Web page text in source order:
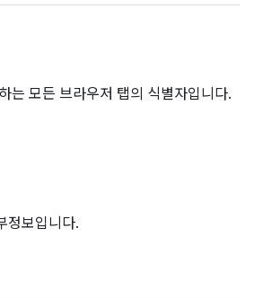
는 모든 브라우저 탭의 식별자입니다.
정보입니다.